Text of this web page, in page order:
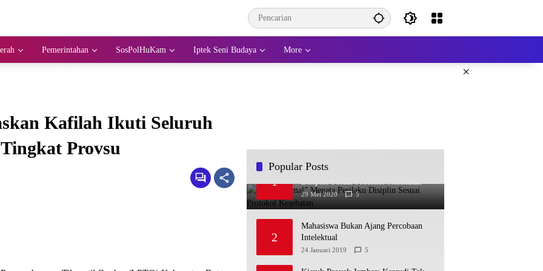
Pemerintahan SosPolHuKam Iptek Seni Budaya More
×
Kafilah Ikuti Seluruh
Provsu
Popular Posts
1
“New Normal” Menata Perilaku
Disiplin Sesuai Protokol Kesehatan
29 Mei 2020 5
2
Mahasiswa Bukan Ajang Percobaan
Intelektual
24 Januari 2019 5